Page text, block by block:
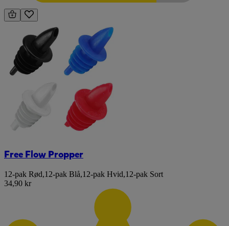
Free Flow Propper
12-pak Rød,12-pak Blå,12-pak Hvid,12-pak Sort
34,90 kr